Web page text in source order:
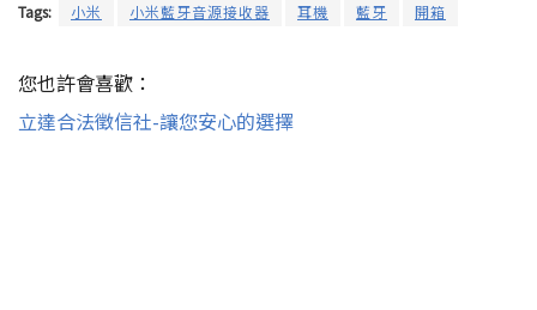
Tags: 小米 小米藍牙音源接收器 耳機 藍牙 開箱
您也許會喜歡：
立達合法徵信社-讓您安心的選擇